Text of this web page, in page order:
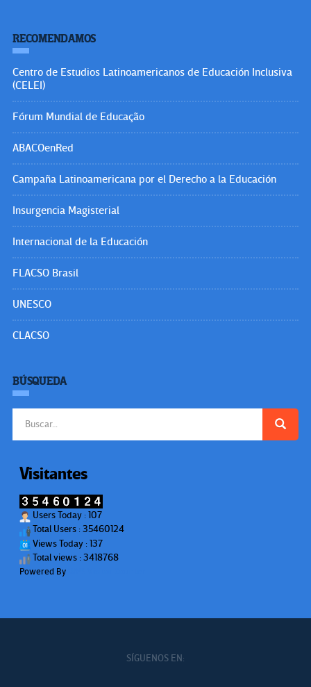
RECOMENDAMOS
Centro de Estudios Latinoamericanos de Educación Inclusiva
(CELEI)
Fórum Mundial de Educação
ABACOenRed
Campaña Latinoamericana por el Derecho a la Educación
Insurgencia Magisterial
Internacional de la Educación
FLACSO Brasil
UNESCO
CLACSO
BÚSQUEDA
Visitantes
Users Today : 107
Total Users : 35460124
Views Today : 137
Total views : 3418768
Powered By
SÍGUENOS EN: